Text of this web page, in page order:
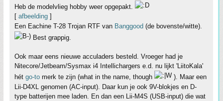
Heb de modelvlieg hobby weer opgepakt.
[ afbeelding ]
Een Eachine T-28 Trojan RTF van Banggood (de bovenste/witte).
Best grappig.
Ook maar eens nieuwe acculaders besteld. Vroeger had je
Nitecore/Jetbeam/Sysmax i4 Intellichargers e.d. nu lijkt 'LiitoKala'
hét go-to merk te zijn (what in the name, though
). Maar een
Lii-D4XL genomen (AC-input). Daar kun je ook 9V-blokjes en D-
type batterijen mee laden. En dan een Lii-M4S (USB-input) die wat